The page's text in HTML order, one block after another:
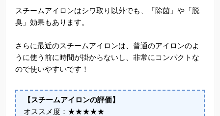
スチームアイロンはシワ取り以外でも、「除菌」や「脱
臭」効果もあります。
さらに最近のスチームアイロンは、普通のアイロンのよ
うに使う前に時間が掛からないし、非常にコンパクトな
ので使いやすいです！
【スチームアイロンの評価】
オススメ度：★★★★★